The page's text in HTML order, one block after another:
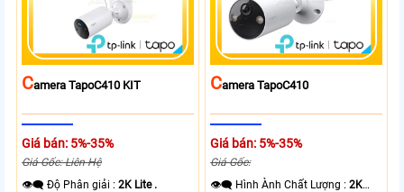
CAmera TapoC410 KIT
Giá bán: 5%-35%
Giá Gốc: Liên Hệ
👁️‍🗨 Độ Phân giải :2K Lite .
CAmera TapoC410
Giá bán: 5%-35%
Giá Gốc:
👁️‍🗨 Hình Ành Chất Lượng :2K